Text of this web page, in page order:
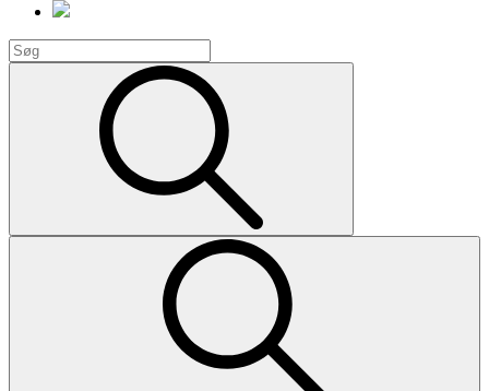
Search
for: